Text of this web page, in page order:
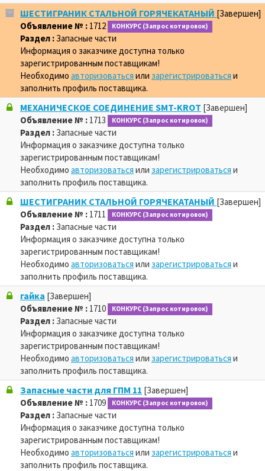
ШЕСТИГРАНИК СТАЛЬНОЙ ГОРЯЧЕКАТАНЫЙ [Завершен]
Объявление № : 1712 КОНКУРС (Запрос котировок)
Раздел :Запасные части
Информация о заказчике доступна только
зарегистрированным поставщикам!
Необходимо авторизоваться или зарегистрироваться и
заполнить профиль поставщика.
МЕХАНИЧЕСКОЕ СОЕДИНЕНИЕ SMT-KROT [Завершен]
Объявление № : 1713 КОНКУРС (Запрос котировок)
Раздел :Запасные части
Информация о заказчике доступна только
зарегистрированным поставщикам!
Необходимо авторизоваться или зарегистрироваться и
заполнить профиль поставщика.
ШЕСТИГРАНИК СТАЛЬНОЙ ГОРЯЧЕКАТАНЫЙ [Завершен]
Объявление № : 1711 КОНКУРС (Запрос котировок)
Раздел :Запасные части
Информация о заказчике доступна только
зарегистрированным поставщикам!
Необходимо авторизоваться или зарегистрироваться и
заполнить профиль поставщика.
гайка [Завершен]
Объявление № : 1710 КОНКУРС (Запрос котировок)
Раздел :Запасные части
Информация о заказчике доступна только
зарегистрированным поставщикам!
Необходимо авторизоваться или зарегистрироваться и
заполнить профиль поставщика.
Запасные части для ГПМ 11 [Завершен]
Объявление № : 1709 КОНКУРС (Запрос котировок)
Раздел :Запасные части
Информация о заказчике доступна только
зарегистрированным поставщикам!
Необходимо авторизоваться или зарегистрироваться и
заполнить профиль поставщика.